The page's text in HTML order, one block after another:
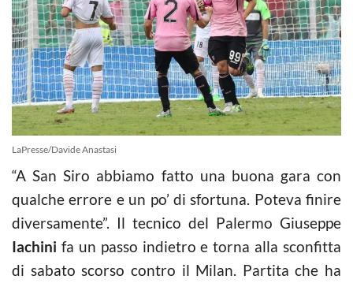
LaPresse/Davide Anastasi
“A San Siro abbiamo fatto una buona gara con
qualche errore e un po’ di sfortuna. Poteva finire
diversamente”. Il tecnico del Palermo Giuseppe
Iachini fa un passo indietro e torna alla sconfitta
di sabato scorso contro il Milan. Partita che ha